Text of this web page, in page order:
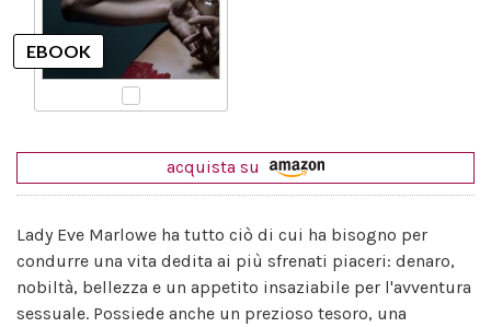
acquista su
Lady Eve Marlowe ha tutto ciò di cui ha bisogno per
condurre una vita dedita ai più sfrenati piaceri: denaro,
nobiltà, bellezza e un appetito insaziabile per l'avventura
sessuale. Possiede anche un prezioso tesoro, una